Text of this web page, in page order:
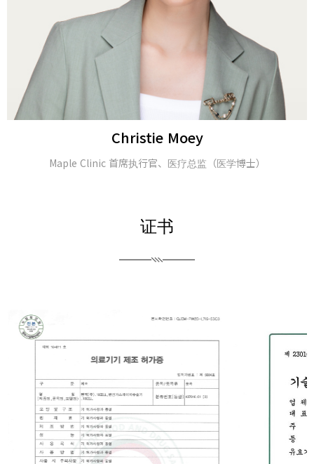
Alina Tomasheva
皮肤科医生
证书